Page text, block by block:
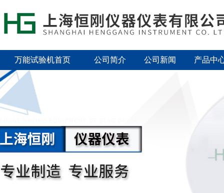
万能试验机首页 公司简介 公司新闻 产品中